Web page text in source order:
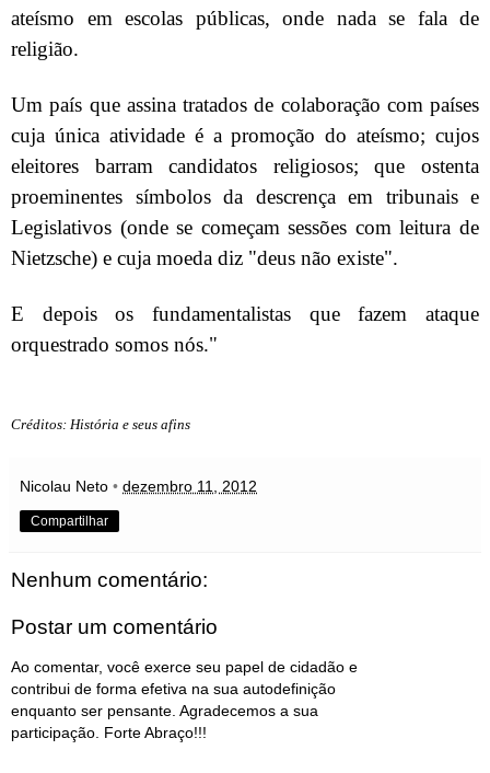
ateísmo em escolas públicas, onde nada se fala de
religião.
Um país que assina tratados de colaboração com países
cuja única atividade é a promoção do ateísmo; cujos
eleitores barram candidatos religiosos; que ostenta
proeminentes símbolos da descrença em tribunais e
Legislativos (onde se começam sessões com leitura de
Nietzsche) e cuja moeda diz "deus não existe".
E depois os fundamentalistas que fazem ataque
orquestrado somos nós."
Créditos: História e seus afins
Nicolau Neto • dezembro 11, 2012
Compartilhar
Nenhum comentário:
Postar um comentário
Ao comentar, você exerce seu papel de cidadão e
contribui de forma efetiva na sua autodefinição
enquanto ser pensante. Agradecemos a sua
participação. Forte Abraço!!!